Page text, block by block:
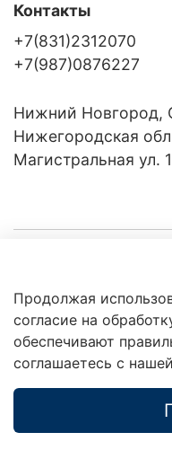
Клиентам
Это интересно
Контакты
+7(831)2312070
+7(987)0876227
Нижний Новгород,
Нижегородская
Магистральная ул.
Продолжая
согласие на
обеспечивают
соглашаетесь с нашей